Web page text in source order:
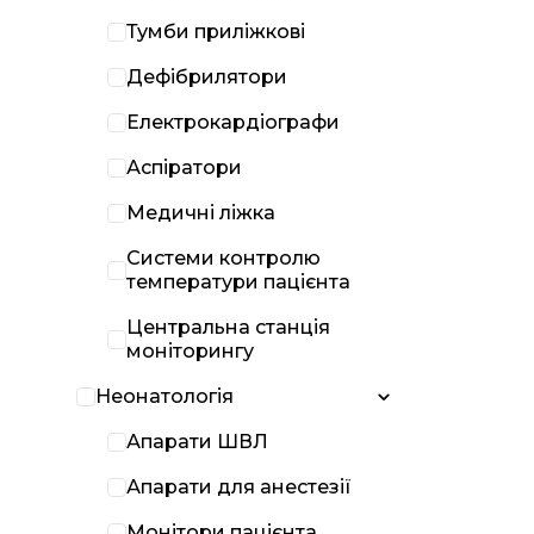
Тумби приліжкові
Дефібрилятори
Електрокардіографи
Аспіратори
Медичні ліжка
Системи контролю
температури пацієнта
Центральна станція
моніторингу
Неонатологія
Апарати ШВЛ
Апарати для анестезії